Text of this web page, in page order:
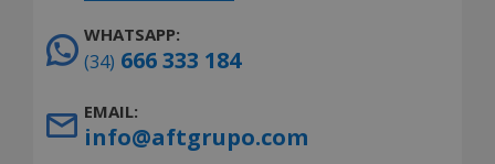
WHATSAPP:
(34) 666 333 184
EMAIL:
info@aftgrupo.com